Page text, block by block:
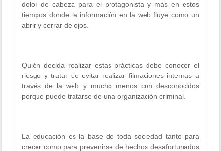
dolor de cabeza para el protagonista y más en estos
tiempos donde la información en la web fluye como un
abrir y cerrar de ojos.
Quién decida realizar estas prácticas debe conocer el
riesgo y tratar de evitar realizar filmaciones internas a
través de la web y mucho menos con desconocidos
porque puede tratarse de una organización criminal.
La educación es la base de toda sociedad tanto para
crecer como para prevenirse de hechos desafortunados